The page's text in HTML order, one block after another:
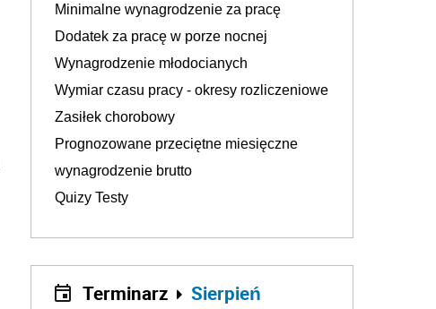
Minimalne wynagrodzenie za pracę
Dodatek za pracę w porze nocnej
Wynagrodzenie młodocianych
Wymiar czasu pracy - okresy rozliczeniowe
Zasiłek chorobowy
Prognozowane przeciętne miesięczne
wynagrodzenie brutto
Quizy Testy
Terminarz Sierpień